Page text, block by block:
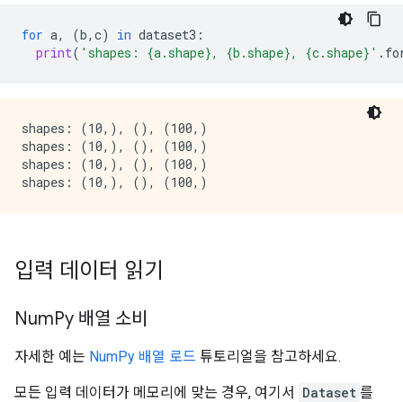
for a, (b, c) in dataset3 :
print( 'shapes: {a.shape}, {b.shape}, {c.shape} ' .
shapes: (10,), (), (100,)
shapes: (10,), (), (100,)
shapes: (10,), (), (100,)
입력 데이터 읽기
NumPy 배열 소비
자세한 예는 NumPy 배열 로드 튜토리얼을 참고하세요.
모든 입력 데이터가 메모리에 맞는 경우, 여기서 Dataset 를